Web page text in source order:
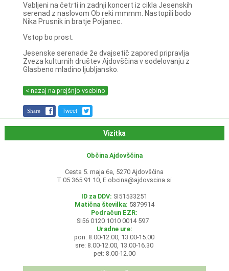
Vabljeni na četrti in zadnji koncert iz cikla Jesenskih
serenad z naslovom Ob reki mmmm. Nastopili bodo
Nika Prusnik in bratje Poljanec.
Vstop bo prost.
Jesenske serenade že dvajsetič zapored pripravlja
Zveza kulturnih društev Ajdovščina v sodelovanju z
Glasbeno mladino ljubljansko.
< nazaj na prejšnjo vsebino
Share Tweet
Vizitka
Občina Ajdovščina
Cesta 5. maja 6a, 5270 Ajdovščina
T 05 365 91 10, E obcina@ajdovscina.si
ID za DDV: SI51533251
Matična številka: 5879914
Podračun EZR:
SI56 0120 1010 0014 597
Uradne ure:
pon: 8.00-12.00, 13.00-15.00
sre: 8.00-12.00, 13.00-16.30
pet: 8.00-12.00